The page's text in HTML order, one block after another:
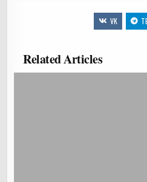
VK
Related Articles